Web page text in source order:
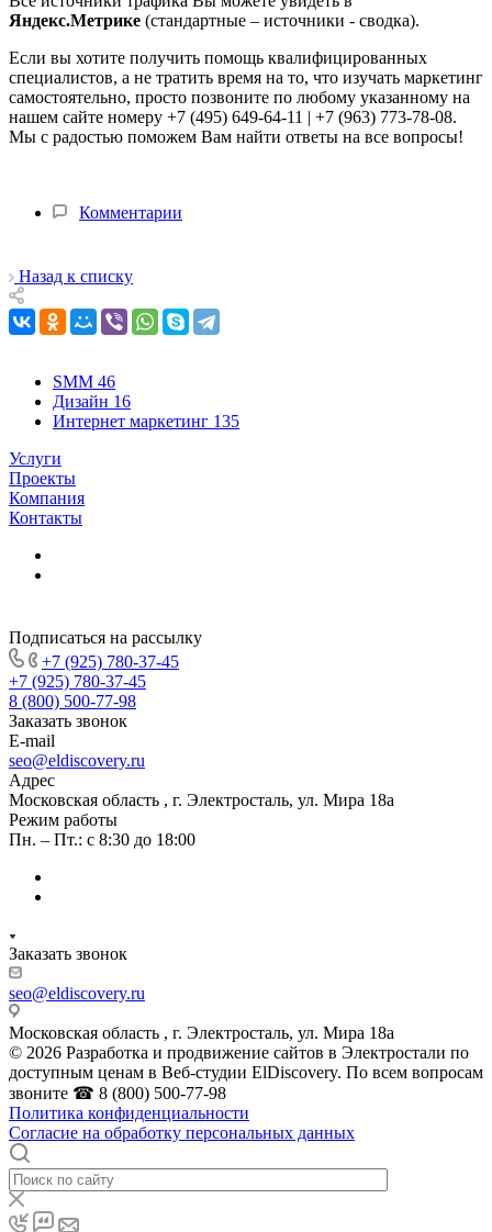
Яндекс.Метрике (стандартные – источники - сводка).
Если вы хотите получить помощь квалифицированных
специалистов, а не тратить время на то, что изучать маркетинг
самостоятельно, просто позвоните по любому указанному на
нашем сайте номеру +7 (495) 649-64-11 | +7 (963) 773-78-08.
Мы с радостью поможем Вам найти ответы на все вопросы!
Комментарии
Назад к списку
SMM 46
Дизайн 16
Интернет маркетинг 135
Услуги
Проекты
Компания
Контакты
Подписаться на рассылку
+7 (925) 780-37-45
+7 (925) 780-37-45
8 (800) 500-77-98
Заказать звонок
E-mail
seo@eldiscovery.ru
Адрес
Московская область , г. Электросталь, ул. Мира 18а
Режим работы
Пн. – Пт.: с 8:30 до 18:00
Заказать звонок
seo@eldiscovery.ru
Московская область , г. Электросталь, ул. Мира 18а
© 2026 Разработка и продвижение сайтов в Электростали по
доступным ценам в Веб-студии ElDiscovery. По всем вопросам
звоните ☎ 8 (800) 500-77-98
Политика конфиденциальности
Согласие на обработку персональных данных